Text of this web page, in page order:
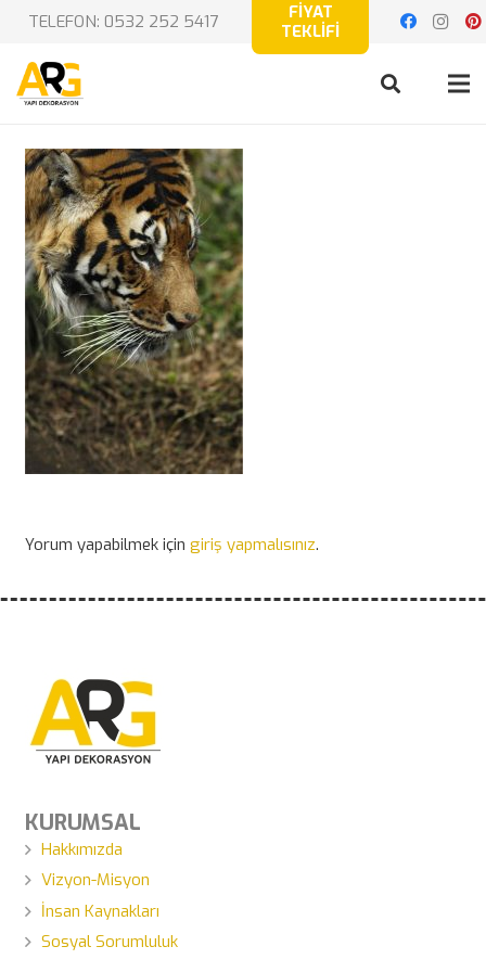
TELEFON: 0532 252 5417
FİYAT
TEKLİFİ
Yorum yapabilmek için giriş yapmalısınız.
KURUMSAL
Hakkımızda
Vizyon-Misyon
İnsan Kaynakları
Sosyal Sorumluluk